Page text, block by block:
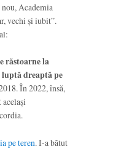
Academia
vechi și iubit”.
răstoarne la
luptă dreaptă pe
În 2022, însă,
pe teren. I-a bătut